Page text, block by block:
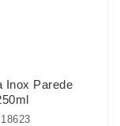
Inox Parede